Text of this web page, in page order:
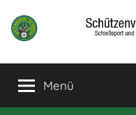
Inhalt
Berge
Bogensport
für
Menü